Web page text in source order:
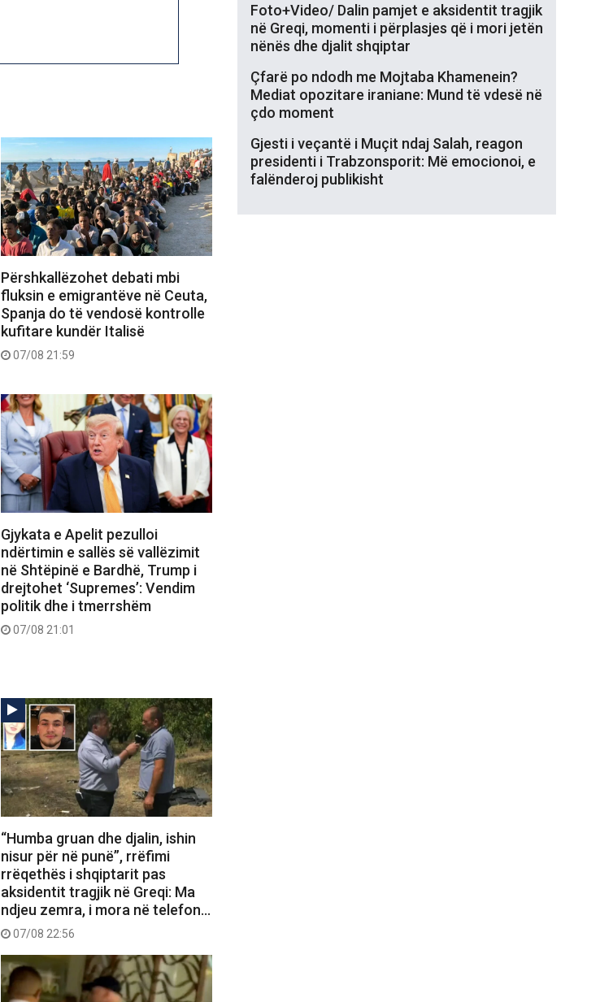
Përshkallëzohet debati mbi
fluksin e emigrantëve në Ceuta,
Spanja do të vendosë kontrolle
kufitare kundër Italisë
07/08 21:59
Gjykata e Apelit pezulloi
ndërtimin e sallës së vallëzimit
në Shtëpinë e Bardhë, Trump i
drejtohet ‘Supremes’: Vendim
politik dhe i tmerrshëm
07/08 21:01
“Humba gruan dhe djalin, ishin
nisur për në punë”, rrëfimi
rrëqethës i shqiptarit pas
aksidentit tragjik në Greqi: Ma
ndjeu zemra, i mora në telefon…
07/08 22:56
Foto+Video/ Dalin pamjet e aksidentit tragjik
në Greqi, momenti i përplasjes që i mori jetën
nënës dhe djalit shqiptar
Çfarë po ndodh me Mojtaba Khamenein?
Mediat opozitare iraniane: Mund të vdesë në
çdo moment
Gjesti i veçantë i Muçit ndaj Salah, reagon
presidenti i Trabzonsporit: Më emocionoi, e
falënderoj publikisht